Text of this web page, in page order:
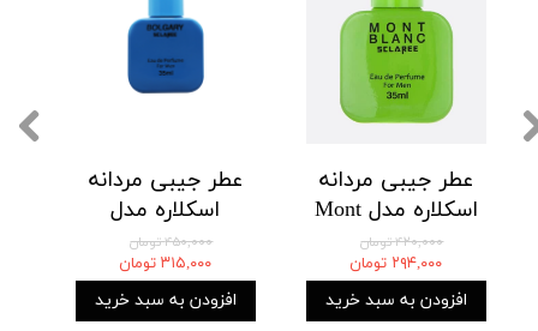
عطر جیبی مردانه
اسکلاره مدل
میلی لیتر
۴۵۰,۰۰۰ تومان
۳۱۵,۰۰۰ تومان
افزودن به سبد خرید
عطر جیبی مردانه
اسکلاره مدل Mont
میلی لیتر
۴۲۰,۰۰۰ تومان
۲۹۴,۰۰۰ تومان
افزودن به سبد خرید